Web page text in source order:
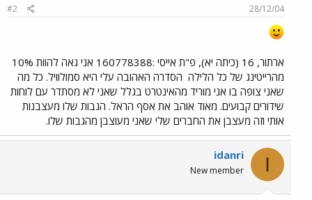
28/12/04
#2
ארתור, 16 (כיתה יא), פ"ת אייסי :160778388 אני גאה להוות 10%
מהרייטינג של כל הלילה הסדרה האהובה עלי היא סמולוויל. כל מה
שאני צופה בו אני מוריד מהאינטרט בגלל שאני לא מסתדר עם לוחות
שידורים קבועים. מאוד אוהב את אסף הראל. הגבות שלו מעצבנות
אותי וזה מעצבן את החברים שלי שאני מעוצבן מהגבות שלו.
I
idanri
New member